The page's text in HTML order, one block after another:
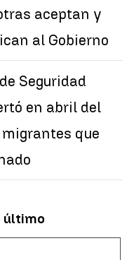
aceptan y
al Gobierno
Seguridad
en abril del
que
último